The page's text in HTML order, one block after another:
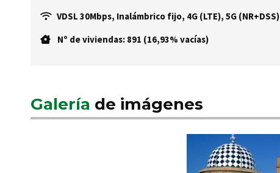
VDSL 30Mbps, Inalámbrico fijo, 4G (LTE), 5G (NR+DSS)
Nº de viviendas: 891 (16,93% vacías)
Galería de imágenes